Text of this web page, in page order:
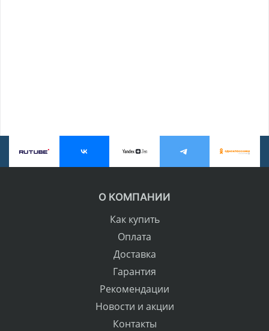
О КОМПАНИИ
Как купить
Оплата
Доставка
Гарантия
Рекомендации
Новости и акции
Контакты